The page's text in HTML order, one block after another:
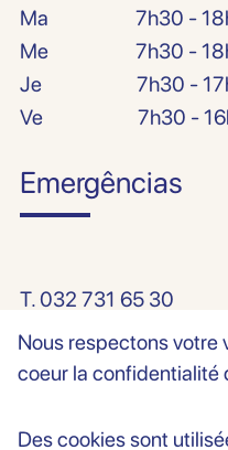
Ma
7h30 -
Me
7h30 -
Je
7h30 -
Ve
7h30 -
Emergências
T.032 731 65 30
Nous respectons votre
coeur la confidentialité
Des cookies sont